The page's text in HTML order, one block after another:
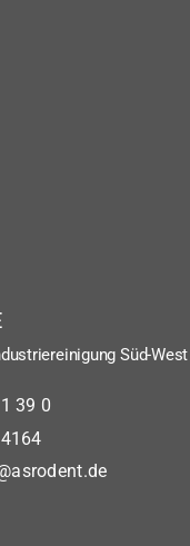
Süd-West
39 0